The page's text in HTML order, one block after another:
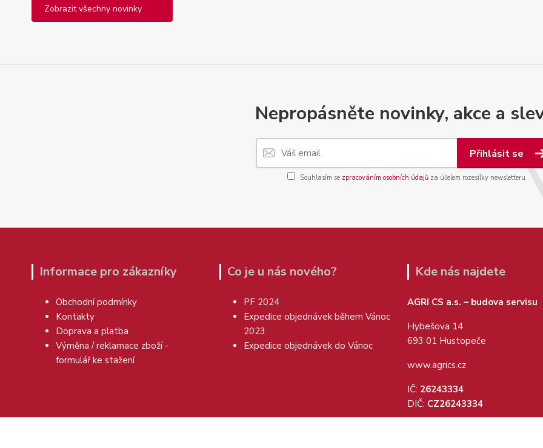
Zobrazit všechny novinky
Nepropásněte novinky, akce a
Přihlásit se
Souhlasím se zpracováním osobních údajů za účelem rozesílky newsletteru.
Informace pro zákazníky
Obchodní podmínky
Kontakty
Doprava a platba
Výměna / reklamace zboží -
formulář ke stažení
Co je u nás nového?
PF 2024
Expedice objednávek během Vánoc
2023
Expedice objednávek do Vánoc
Kde nás najdete
AGRI CS a.s. – budova servisu
Hybešova 14
693 01 Hustopeče
www.agrics.cz
IČ: 26243334
DIČ: CZ26243334